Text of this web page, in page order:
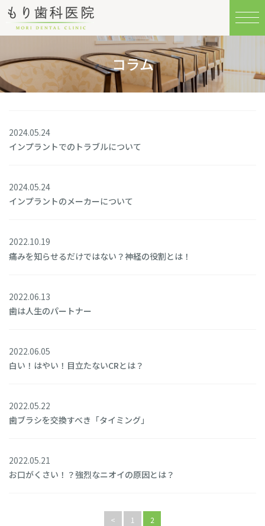
コラム
2024.05.24
インプラントでのトラブルについて
2024.05.24
インプラントのメーカーについて
2022.10.19
痛みを知らせるだけではない？神経の役割とは！
2022.06.13
歯は人生のパートナー
2022.06.05
白い！はやい！目立たないCRとは？
2022.05.22
歯ブラシを交換すべき「タイミング」
2022.05.21
お口がくさい！？強烈なニオイの原因とは？
< 1 2